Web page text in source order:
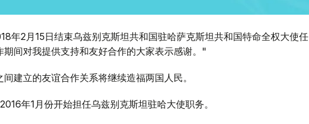
年2月15日结束乌兹别克斯坦共和国驻哈萨克斯坦共和国特命全权大使任
间对我提供支持和友好合作的大家表示感谢。"
建立的友谊合作关系将继续造福两国人民。
年1月份开始担任乌兹别克斯坦驻哈大使职务。